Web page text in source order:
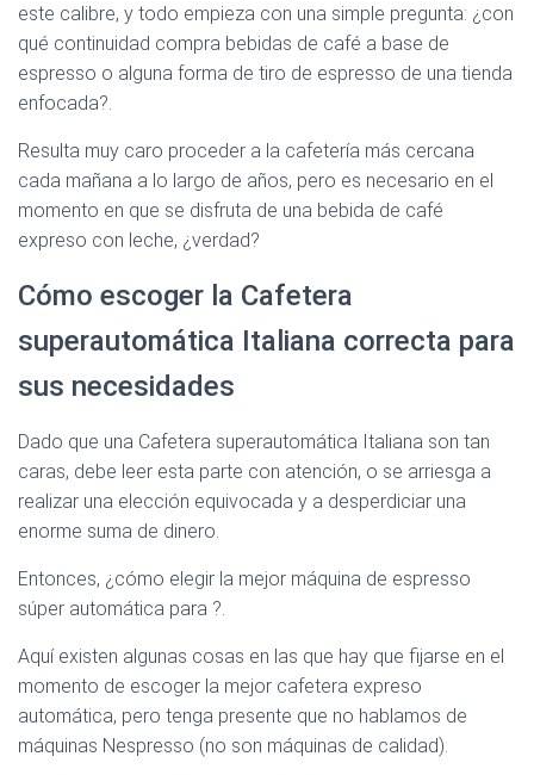
este calibre, y todo empieza con una simple pregunta: ¿con
qué continuidad compra bebidas de café a base de
espresso o alguna forma de tiro de espresso de una tienda
enfocada?.
Resulta muy caro proceder a la cafetería más cercana
cada mañana a lo largo de años, pero es necesario en el
momento en que se disfruta de una bebida de café
expreso con leche, ¿verdad?
Cómo escoger la Cafetera
superautomática Italiana correcta para
sus necesidades
Dado que una Cafetera superautomática Italiana son tan
caras, debe leer esta parte con atención, o se arriesga a
realizar una elección equivocada y a desperdiciar una
enorme suma de dinero.
Entonces, ¿cómo elegir la mejor máquina de espresso
súper automática para ?.
Aquí existen algunas cosas en las que hay que fijarse en el
momento de escoger la mejor cafetera expreso
automática, pero tenga presente que no hablamos de
máquinas Nespresso (no son máquinas de calidad).